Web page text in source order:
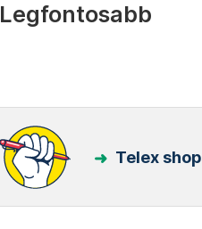
Legfontosabb
Telex shop